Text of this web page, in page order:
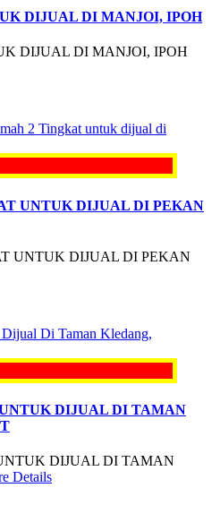
DIJUAL DI MANJOI, IPOH
DIJUAL DI MANJOI, IPOH
UNTUK DIJUAL DI PEKAN
UNTUK DIJUAL DI PEKAN
DIJUAL DI TAMAN
DIJUAL DI TAMAN
Details